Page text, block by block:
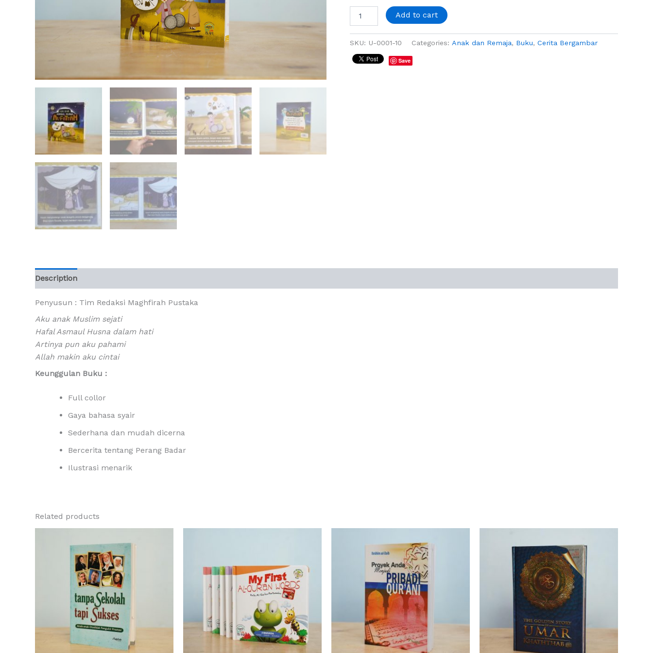
Add to cart
SKU: U-0001-10 Categories: Anak dan Remaja, Buku, Cerita Bergambar
Save
Description
Penyusun : Tim Redaksi Maghfirah Pustaka
Aku anak Muslim sejati
Hafal Asmaul Husna dalam hati
Artinya pun aku pahami
Allah makin aku cintai
Keunggulan Buku :
Full collor
Gaya bahasa syair
Sederhana dan mudah dicerna
Bercerita tentang Perang Badar
Ilustrasi menarik
Related products